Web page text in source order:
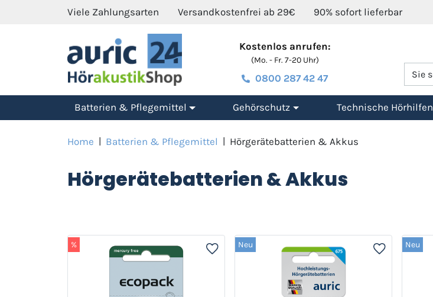
Viele Zahlungsarten Versandkostenfrei ab 29€ 90% sofort lieferbar
Kostenlos anrufen:
(Mo. - Fr. 7-20 Uhr)
0800 287 42 47
Batterien & Pflegemittel Gehörschutz Technische Hörhilfen
Home | Batterien & Pflegemittel | Hörgerätebatterien & Akkus
Hörgerätebatterien & Akkus
% Neu Neu